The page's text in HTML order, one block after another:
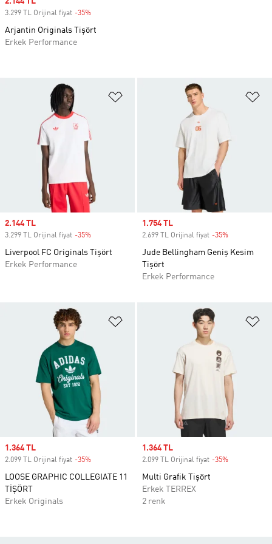
Favori Listesine Ekle
Sale price
2.144 TL
3.299 TL Orijinal fiyat -35%
Liverpool FC Originals Tişört
Erkek Performance
Sale price
1.754 TL
2.699 TL Orijinal fiyat -35%
Jude Bellingham Geniş Kesim
Tişört
Erkek Performance
Favori Listesine Ekle
Sale price
1.364 TL
2.099 TL Orijinal fiyat -35%
LOOSE GRAPHIC COLLEGIATE 11
TİŞÖRT
Erkek Originals
Sale price
1.364 TL
2.099 TL Orijinal fiyat -35%
Multi Grafik Tişört
Erkek TERREX
2 renk
3.299 TL Orijinal fiyat -35%
Arjantin Originals Tişört
Erkek Performance